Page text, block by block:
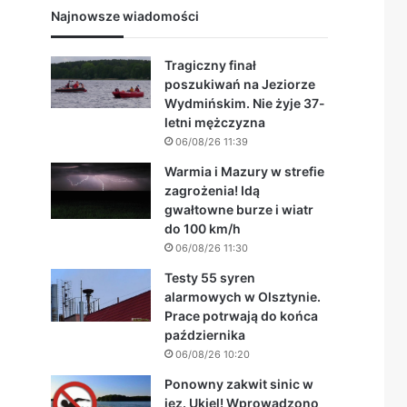
Najnowsze wiadomości
Tragiczny finał
poszukiwań na Jeziorze
Wydmińskim. Nie żyje 37-
letni mężczyzna
06/08/26 11:39
Warmia i Mazury w strefie
zagrożenia! Idą
gwałtowne burze i wiatr
do 100 km/h
06/08/26 11:30
Testy 55 syren
alarmowych w Olsztynie.
Prace potrwają do końca
października
06/08/26 10:20
Ponowny zakwit sinic w
jez. Ukiel! Wprowadzono